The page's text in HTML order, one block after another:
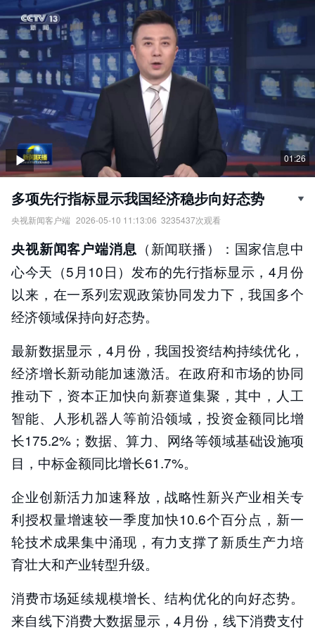
01:26
多项先行指标显示我国经济稳步向好态势
央视新闻客户端 2026-05-10 11:13:06 3235437次观看
责任编辑：央视新闻客户端
央视新闻客户端消息 （新闻联播）：国家信息中
心今天（5月10日）发布的先行指标显示，4月份
以来，在一系列宏观政策协同发力下，我国多个
经济领域保持向好态势。
最新数据显示，4月份，我国投资结构持续优化，
经济增长新动能加速激活。在政府和市场的协同
推动下，资本正加快向新赛道集聚，其中，人工
智能、人形机器人等前沿领域，投资金额同比增
长175.2%；数据、算力、网络等领域基础设施项
目，中标金额同比增长61.7%。
企业创新活力加速释放，战略性新兴产业相关专
利授权量增速较一季度加快10.6个百分点，新一
轮技术成果集中涌现，有力支撑了新质生产力培
育壮大和产业转型升级。
消费市场延续规模增长、结构优化的向好态势。
来自线下消费大数据显示，4月份，线下消费支付